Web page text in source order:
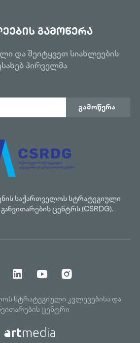
გამოწერა
და შეიტყვეთ სიახლეების
პირველმა
გამოწერა
საქართველოს სტრატეგიული
ცენტრს (CSRDG).
სტრატეგიული კვლევებისა და
ცენტრი